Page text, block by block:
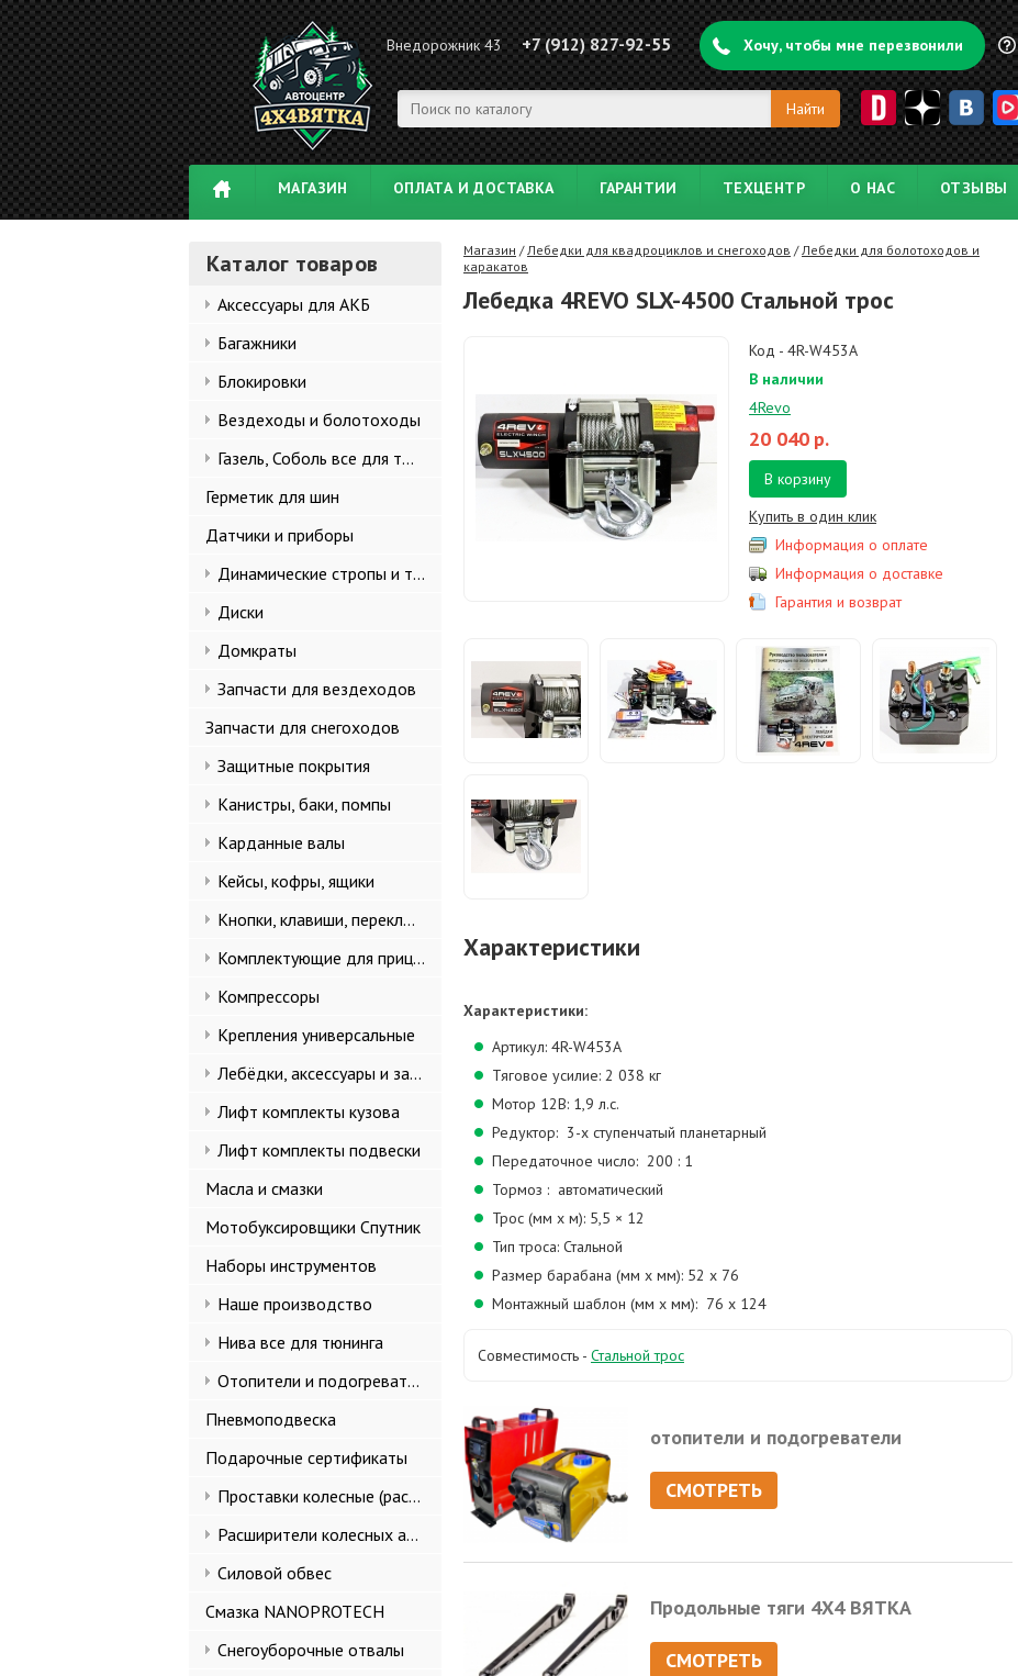
Внедорожник 43 +7 (912) 827-92-55 Хочу, чтобы мне перезвонили
МАГАЗИН ОПЛАТА И ДОСТАВКА ГАРАНТИИ ТЕХЦЕНТР О НАС ОТЗЫВЫ
Каталог товаров
Аксессуары для АКБ
Багажники
Блокировки
Вездеходы и болотоходы
Газель, Соболь все для тюнинга
Герметик для шин
Датчики и приборы
Динамические стропы и такелаж
Диски
Домкраты
Запчасти для вездеходов
Запчасти для снегоходов
Защитные покрытия
Канистры, баки, помпы
Карданные валы
Кейсы, кофры, ящики
Кнопки, клавиши, переключатели
Комплектующие для прицепов
Компрессоры
Крепления универсальные
Лебёдки, аксессуары и запчасти
Лифт комплекты кузова
Лифт комплекты подвески
Масла и смазки
Мотобуксировщики Спутник
Наборы инструментов
Наше производство
Нива все для тюнинга
Отопители и подогреватели
Пневмоподвеска
Подарочные сертификаты
Проставки колесные (расширители колеи)
Расширители колесных арок и брызговики
Силовой обвес
Смазка NANOPROTECH
Снегоуборочные отвалы
Магазин /Лебедки для квадроциклов и снегоходов /Лебедки для болотоходов и
каракатов
Лебедка 4REVO SLX-4500 Стальной трос
Код - 4R-W453A
В наличии
4Revo
20 040 р.
В корзину
Купить в один клик
Информация о оплате
Информация о доставке
Гарантия и возврат
Характеристики
Характеристики:
Артикул: 4R-W453A
Тяговое усилие: 2 038 кг
Мотор 12В: 1,9 л.с.
Редуктор: 3-х ступенчатый планетарный
Передаточное число: 200 : 1
Тормоз : автоматический
Трос (мм x м): 5,5 × 12
Тип троса: Стальной
Размер барабана (мм x мм): 52 x 76
Монтажный шаблон (мм x мм): 76 x 124
Совместимость - Стальной трос
отопители и подогреватели
СМОТРЕТЬ
Продольные тяги 4Х4 ВЯТКА
СМОТРЕТЬ